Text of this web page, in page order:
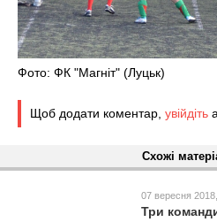
Фото: ФК "Магніт" (Луцьк)
Щоб додати коментар, увійдіть
Схожі
07 вересня
Три